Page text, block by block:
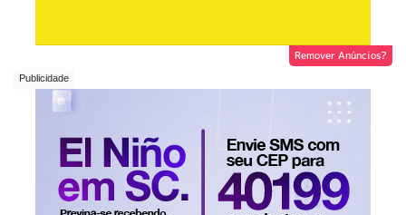
Remover Anúncios?